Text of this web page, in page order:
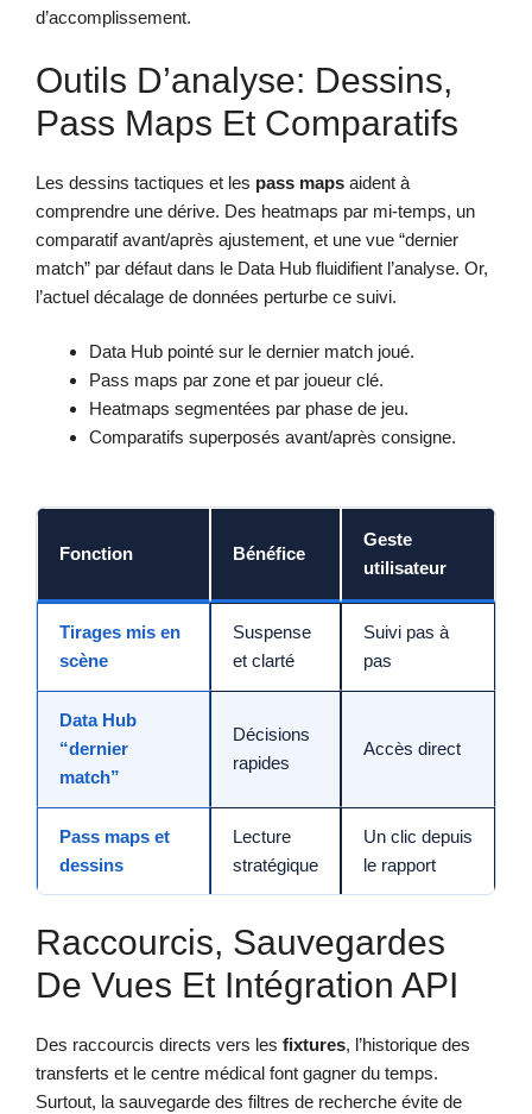
d’accomplissement.
Outils D’analyse: Dessins,
Pass Maps Et Comparatifs
Les dessins tactiques et les pass maps aident à
comprendre une dérive. Des heatmaps par mi-temps, un
comparatif avant/après ajustement, et une vue “dernier
match” par défaut dans le Data Hub fluidifient l’analyse. Or,
l’actuel décalage de données perturbe ce suivi.
Data Hub pointé sur le dernier match joué.
Pass maps par zone et par joueur clé.
Heatmaps segmentées par phase de jeu.
Comparatifs superposés avant/après consigne.
Fonction Bénéfice
Geste
utilisateur
Tirages mis en
scène
Suspense
et clarté
Suivi pas à
pas
Data Hub
“dernier
match”
Décisions
rapides
Accès direct
Pass maps et
dessins
Lecture
stratégique
Un clic depuis
le rapport
Raccourcis, Sauvegardes
De Vues Et Intégration API
Des raccourcis directs vers les fixtures, l’historique des
transferts et le centre médical font gagner du temps.
Surtout, la sauvegarde des filtres de recherche évite de